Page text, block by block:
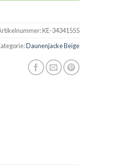
KE-34341555
Daunenjacke Beige